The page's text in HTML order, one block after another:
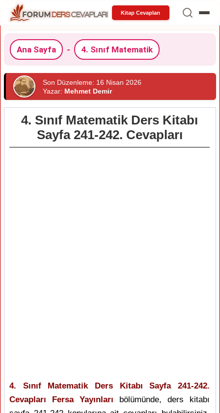
Kitap Cevapları
Ana Sayfa - 4. Sınıf Matematik
Son Düzenleme: 16 Nisan 2026
Yazar: Mehmet Demir
4. Sınıf Matematik Ders Kitabı
Sayfa 241-242. Cevapları
4. Sınıf Matematik Ders Kitabı Sayfa 241-242.
Cevapları Fersa Yayınları bölümünde, ders kitabı